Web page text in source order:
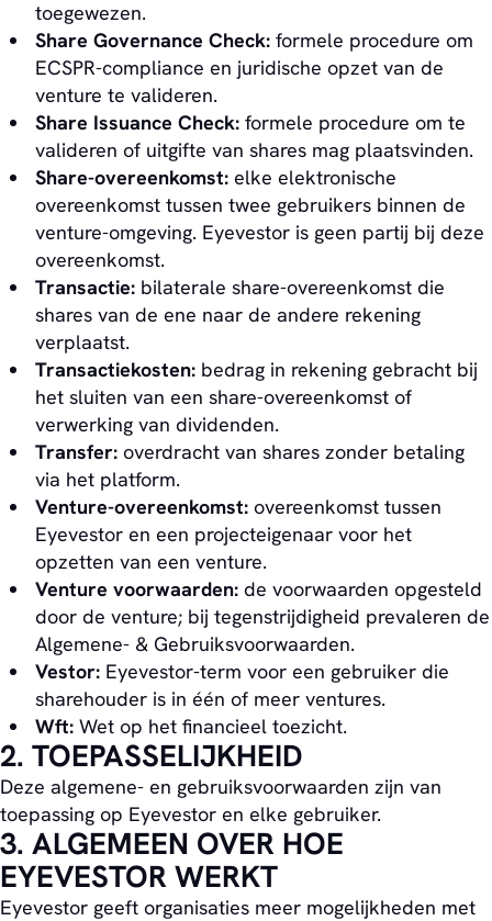
toegewezen.
Share Governance Check: formele procedure om
ECSPR-compliance en juridische opzet van de
venture te valideren.
Share Issuance Check: formele procedure om te
valideren of uitgifte van shares mag plaatsvinden.
Share-overeenkomst: elke elektronische
overeenkomst tussen twee gebruikers binnen de
venture-omgeving. Eyevestor is geen partij bij deze
overeenkomst.
Transactie: bilaterale share-overeenkomst die
shares van de ene naar de andere rekening
verplaatst.
Transactiekosten: bedrag in rekening gebracht bij
het sluiten van een share-overeenkomst of
verwerking van dividenden.
Transfer: overdracht van shares zonder betaling
via het platform.
Venture-overeenkomst: overeenkomst tussen
Eyevestor en een projecteigenaar voor het
opzetten van een venture.
Venture voorwaarden: de voorwaarden opgesteld
door de venture; bij tegenstrijdigheid prevaleren de
Algemene- & Gebruiksvoorwaarden.
Vestor: Eyevestor-term voor een gebruiker die
sharehouder is in één of meer ventures.
Wft: Wet op het financieel toezicht.
2. TOEPASSELIJKHEID
Deze algemene- en gebruiksvoorwaarden zijn van
toepassing op Eyevestor en elke gebruiker.
3. ALGEMEEN OVER HOE
EYEVESTOR WERKT
Eyevestor geeft organisaties meer mogelijkheden met